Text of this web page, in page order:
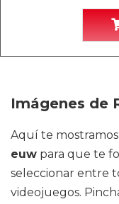
Imágenes de
Aquí te
euw para que te
seleccionar entre
videojuegos.